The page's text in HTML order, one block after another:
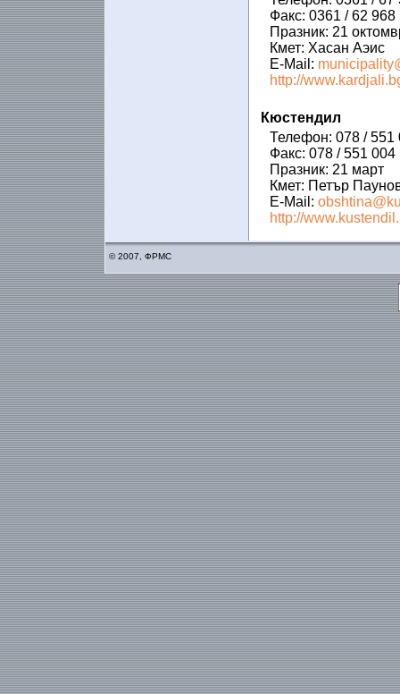
Факс: 0361 / 62 968
Празник: 21
Кмет: Хасан Аэис
E-Mail:
http://
Кюстендил
Телефон: 078 / 551
Факс: 078 / 551 004
Празник: 21 март
Кмет: Петър
E-Mail:
http://
© 2007, ФРМС